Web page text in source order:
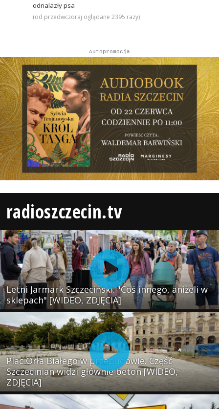
odnalazły psa
(od przedwczoraj oglądane 2395 razy)
Autopromocja
radioszczecin.tv
Letni Jarmark Szczeciński. "Coś innego, aniżeli w
sklepach" [WIDEO, ZDJĘCIA]
Plac Orła Białego w przebudowie. Część
Szczecinian widzi głównie beton [WIDEO,
ZDJĘCIA]